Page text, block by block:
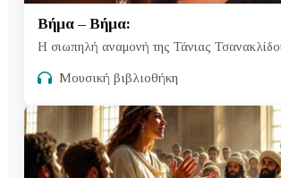
Βήμα – Βήμα:
Η σιωπηλή αναμονή της Τάνιας
Μουσική βιβλιοθήκη